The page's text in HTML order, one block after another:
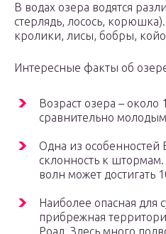
В водах озера водятся
стерлядь, лосось,
кролики, лисы, бобры,
Интересные факты об
Возраст озера – около
сравнительно
Одна из особенностей
склонность к
волн может достигать
Наиболее опасная для
прибрежная
Роал. Здесь много